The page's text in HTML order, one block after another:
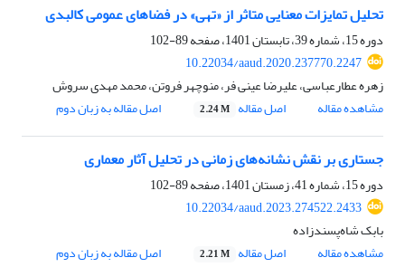
تحلیل تمایزات معنایی متاثر از «تهی» در فضاهای عمومی کالبدی
دوره 15، شماره 39، تابستان 1401، صفحه
89-102
10.22034/aaud.2020.237770.2247
زهره عطارعباسی، علیرضا عینی فر، منوچهر فروتن، محمد مهدی سروش
مشاهده مقاله
اصل مقاله 2.24 M اصل مقاله به زبان دوم
جستاری بر نقش نشانه‌های زمانی در تحلیل آثار معماری
دوره 15، شماره 41، زمستان 1401، صفحه
89-102
10.22034/aaud.2023.274522.2433
بابک شاه‌پسندزاده
مشاهده مقاله
اصل مقاله 2.21 M اصل مقاله به زبان دوم